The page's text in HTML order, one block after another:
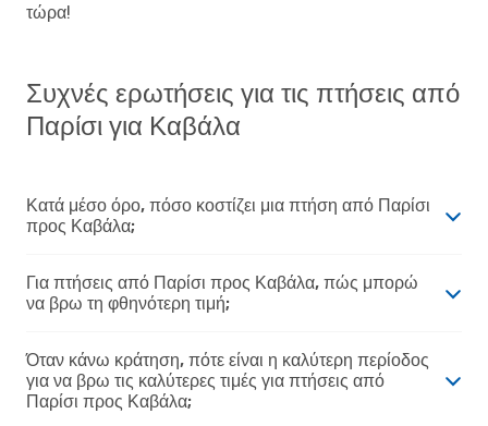
τώρα!
Συχνές ερωτήσεις για τις πτήσεις από
Παρίσι για Καβάλα
Κατά μέσο όρο, πόσο κοστίζει μια πτήση από Παρίσι
προς Καβάλα;
Για πτήσεις από Παρίσι προς Καβάλα, πώς μπορώ
να βρω τη φθηνότερη τιμή;
Όταν κάνω κράτηση, πότε είναι η καλύτερη περίοδος
για να βρω τις καλύτερες τιμές για πτήσεις από
Παρίσι προς Καβάλα;